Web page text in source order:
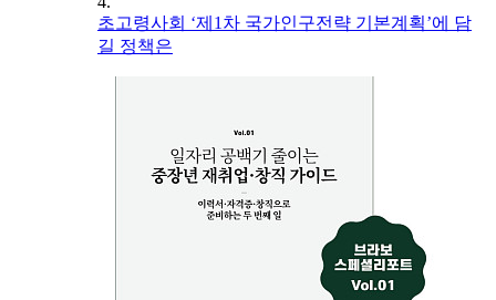
초고령사회 ‘제1차 국가인구전략 기본계획’에 담
길 정책은